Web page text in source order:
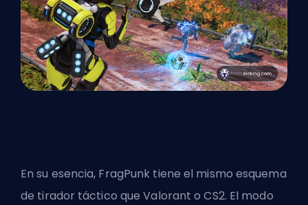
En su esencia, FragPunk tiene el mismo esquema
de tirador táctico que Valorant o CS2. El modo